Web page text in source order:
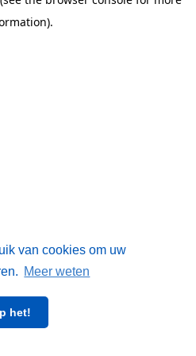
van cookies om uw
Meer weten
het!
.